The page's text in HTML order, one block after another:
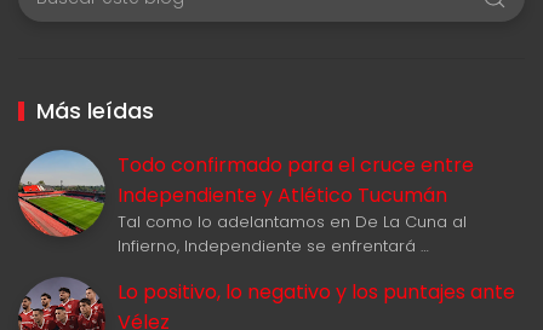
Más leídas
Todo confirmado para el cruce entre
Independiente y Atlético Tucumán
Tal como lo adelantamos en De La Cuna al
Infierno, Independiente se enfrentará …
Lo positivo, lo negativo y los puntajes ante
Vélez